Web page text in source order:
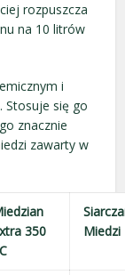
rozpuszcza
na 10 litrów
i
Stosuje się go
znacznie
zawarty w
350
Miedzi